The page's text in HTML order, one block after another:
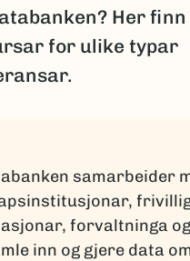
Her
for ulike typar
samarbeider
forvaltninga
inn og gjere data